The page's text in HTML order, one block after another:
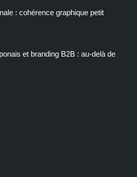
: cohérence graphique petit
et branding B2B : au-delà de